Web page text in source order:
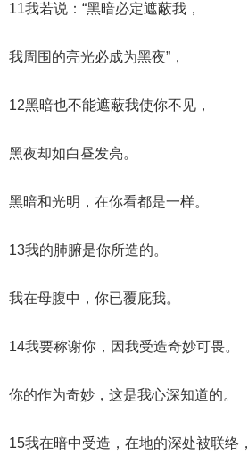
11我若说：“黑暗必定遮蔽我，
我周围的亮光必成为黑夜”，
12黑暗也不能遮蔽我使你不见，
黑夜却如白昼发亮。
黑暗和光明，在你看都是一样。
13我的肺腑是你所造的。
我在母腹中，你已覆庇我。
14我要称谢你，因我受造奇妙可畏。
你的作为奇妙，这是我心深知道的。
15我在暗中受造，在地的深处被联络，